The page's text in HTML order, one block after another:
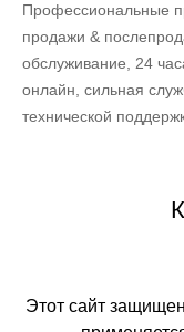
Профессиональные
продажи &
обслуживание, 24
онлайн, сильная
технической
Этот сайт